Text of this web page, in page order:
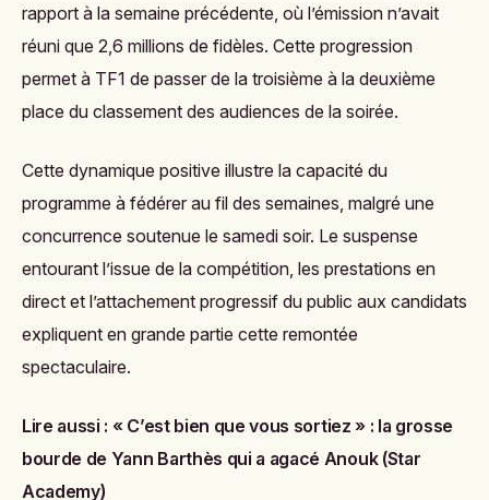
rapport à la semaine précédente, où l’émission n’avait
réuni que 2,6 millions de fidèles. Cette progression
permet à TF1 de passer de la troisième à la deuxième
place du classement des audiences de la soirée.
Cette dynamique positive illustre la capacité du
programme à fédérer au fil des semaines, malgré une
concurrence soutenue le samedi soir. Le suspense
entourant l’issue de la compétition, les prestations en
direct et l’attachement progressif du public aux candidats
expliquent en grande partie cette remontée
spectaculaire.
Lire aussi : « C’est bien que vous sortiez » : la grosse
bourde de Yann Barthès qui a agacé Anouk (Star
Academy)